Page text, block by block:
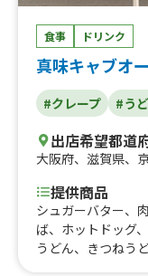
0円、おにぎり
オクラ丼、大阪名
当、みたらし団子
レープ、ストロベ
ット 500、プレミ
クリーム）、プレ
きそば、照り焼き
サラダ、ハムツナ
プ、オレオバナナ
作り・無添加 生シ
んごあめ、かき氷
苔を使ったおにぎ
たおにぎり（塩辛
食事 ドリンク
真味キャブオ
#クレープ #う
出店希望都道
大阪府、 滋賀県、
提供商品
シュガーバター、
ば、ホットドッグ
うどん、きつねう